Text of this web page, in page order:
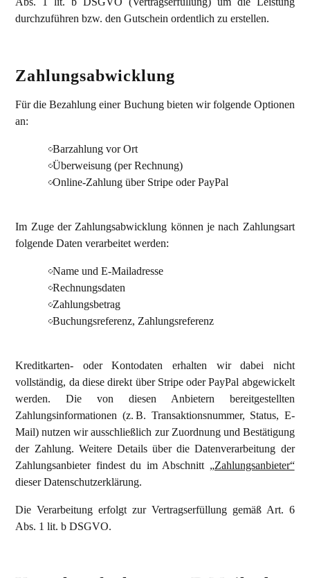
durchzuführen bzw. den Gutschein ordentlich zu erstellen.
Zahlungsabwicklung
Für die Bezahlung einer Buchung bieten wir folgende Optionen
an:
Barzahlung vor Ort
Überweisung (per Rechnung)
Online-Zahlung über Stripe oder PayPal
Im Zuge der Zahlungsabwicklung können je nach Zahlungsart
folgende Daten verarbeitet werden:
Name und E-Mailadresse
Rechnungsdaten
Zahlungsbetrag
Buchungsreferenz, Zahlungsreferenz
Kreditkarten- oder Kontodaten erhalten wir dabei nicht
vollständig, da diese direkt über Stripe oder PayPal abgewickelt
werden. Die von diesen Anbietern bereitgestellten
Zahlungsinformationen (z. B. Transaktionsnummer, Status, E-
Mail) nutzen wir ausschließlich zur Zuordnung und Bestätigung
der Zahlung. Weitere Details über die Datenverarbeitung der
Zahlungsanbieter findest du im Abschnitt „Zahlungsanbieter“
dieser Datenschutzerklärung.
Die Verarbeitung erfolgt zur Vertragserfüllung gemäß Art. 6
Abs. 1 lit. b DSGVO.